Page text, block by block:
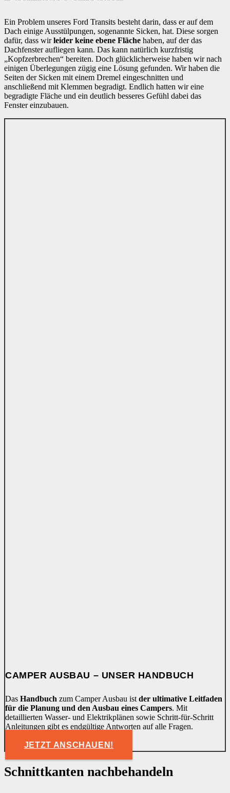
Ein Problem unseres Ford Transits besteht darin, dass er auf dem
Dach einige Ausstülpungen, sogenannte Sicken, hat. Diese sorgen
dafür, dass wirleider keine ebene Fläche haben, auf der das
Dachfenster aufliegen kann. Das kann natürlich kurzfristig
„Kopfzerbrechen“ bereiten. Doch glücklicherweise haben wir nach
einigen Überlegungen zügig eine Lösung gefunden. Wir haben die
Seiten der Sicken mit einem Dremel eingeschnitten und
anschließend mit Klemmen begradigt. Endlich hatten wir eine
begradigte Fläche und ein deutlich besseres Gefühl dabei das
Fenster einzubauen.
CAMPER AUSBAU – UNSER HANDBUCH
Das Handbuch zum Camper Ausbau ist der ultimative Leitfaden
für die Planung und den Ausbau eines Campers. Mit
detaillierten Wasser- und Elektrikplänen sowie Schritt-für-Schritt
Anleitungen gibt es endgültige Antworten auf alle Fragen.
JETZT ANSCHAUEN!
Schnittkanten nachbehandeln